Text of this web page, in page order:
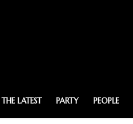
THE LATEST PARTY PEOPLE